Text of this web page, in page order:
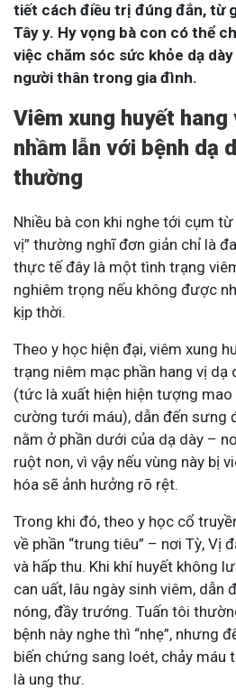
tiết cách điều trị đúng đắn, từ
Tây y. Hy vọng bà con có thể
việc chăm sóc sức khỏe dạ
người thân trong gia đình.
Viêm xung huyết
nhầm lẫn với bệnh dạ
thường
Nhiều bà con khi nghe tới cụm
vị” thường nghĩ đơn giản chỉ là
thực tế đây là một tình trạng
nghiêm trọng nếu không được
kịp thời.
Theo y học hiện đại, viêm xung
trạng niêm mạc phần hang vị dạ
(tức là xuất hiện hiện tượng mao
cường tưới máu), dẫn đến sưng
nằm ở phần dưới của dạ dày –
ruột non, vì vậy nếu vùng này bị
hóa sẽ ảnh hưởng rõ rệt.
Trong khi đó, theo y học cổ
về phần “trung tiêu” – nơi Tỳ, Vị
và hấp thu. Khi khí huyết không
can uất, lâu ngày sinh viêm, dẫn
nóng, đầy trướng. Tuấn tôi
bệnh này nghe thì “nhẹ”, nhưng
biến chứng sang loét, chảy máu
là ung thư.